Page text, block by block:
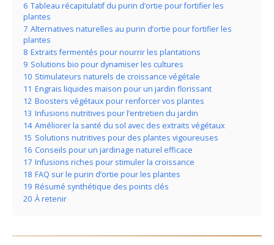
6 Tableau récapitulatif du purin d’ortie pour fortifier les
plantes
7 Alternatives naturelles au purin d’ortie pour fortifier les
plantes
8 Extraits fermentés pour nourrir les plantations
9 Solutions bio pour dynamiser les cultures
10 Stimulateurs naturels de croissance végétale
11 Engrais liquides maison pour un jardin florissant
12 Boosters végétaux pour renforcer vos plantes
13 Infusions nutritives pour l’entretien du jardin
14 Améliorer la santé du sol avec des extraits végétaux
15 Solutions nutritives pour des plantes vigoureuses
16 Conseils pour un jardinage naturel efficace
17 Infusions riches pour stimuler la croissance
18 FAQ sur le purin d’ortie pour les plantes
19 Résumé synthétique des points clés
20 À retenir